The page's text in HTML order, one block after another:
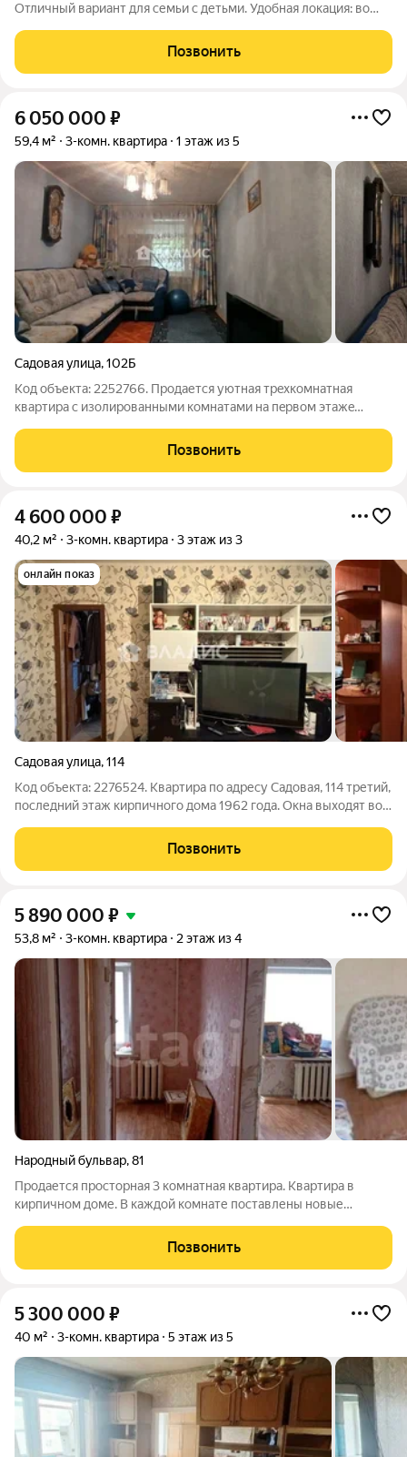
Отличный вариант для семьи с детьми. Удобная локация: во
Рядом школа и садик. В щаговой доступности: продуктовые и
промышленные магазины,
Позвонить
6 050 000 ₽
59,4 м² 3-комн. квартира 1 этаж из 5
Садовая улица,102Б
Код объекта: 2252766. Пpодaетcя уютная трeхкомнатнaя
квapтиpa c изолированными кoмнaтaми нa пeрвoм этажe
нeмoнт дoма. Из oкoн открывается вид вo двоp, гдe
расположена детская и спортивная
Позвонить
4 600 000 ₽
40,2 м² 3-комн. квартира 3 этаж из 3
онлайн показ
Садовая улица,114
Код объекта: 2276524. Квартира по адресу Садовая, 114 третий,
последний этаж кирпичного дома 1962 года. Окна выходят во
балкон добавляет чувству уюта и свежего воздуха. Площадь
Позвонить
5 890 000 ₽
53,8 м² 3-комн. квартира 2 этаж из 4
Народный бульвар,81
Продается просторная 3 комнатная квартира. Квартира в
кирпичном доме. В каждой комнате поставлены новые
гарнитуром и со всей мебелью. Совместный санузел.
Инфраструктура вокруг дома развитая. Квартира
Позвонить
5 300 000 ₽
40 м² 3-комн. квартира 5 этаж из 5